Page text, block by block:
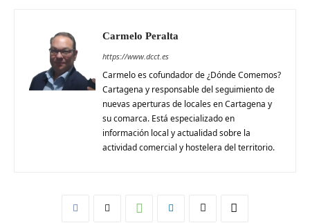
Carmelo Peralta
https://www.dcct.es
Carmelo es cofundador de ¿Dónde Comemos?
Cartagena y responsable del seguimiento de
nuevas aperturas de locales en Cartagena y
su comarca. Está especializado en
información local y actualidad sobre la
actividad comercial y hostelera del territorio.